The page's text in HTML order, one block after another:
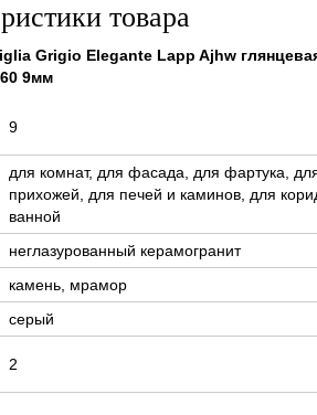
товара
Grigio Elegante Lapp Ajhw
9мм
9
для комнат, для фасада, для фартука,
прихожей, для печей и каминов, для
ванной
неглазурованный керамогранит
камень, мрамор
серый
2